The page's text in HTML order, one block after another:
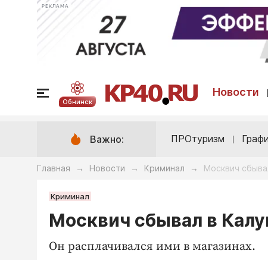
РЕКЛАМА
Обнинск
Новости
Важно: ПРОтуризм
Главная → Новости → Криминал → Москвич
Криминал
Москвич сбывал в
Он расплачивался ими в магазинах.